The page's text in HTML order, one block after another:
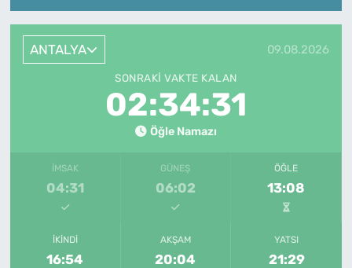
ANTALYA 09.08.2026
SONRAKI VAKTE KALAN
02:34:31
Öğle Namazı
İMSAK
04:31
GÜNEŞ
06:02
ÖĞLE
13:08
İKINDI
16:54
AKŞAM
20:04
YATSI
21:29